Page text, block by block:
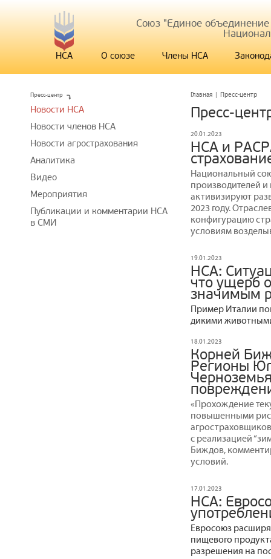
Союз "Единое
НСА О союзе Члены НСА
Главная | Пресс-центр
Пресс-
20.01.2023
НСА и
Национальный
производителей
активизируют
2023 году.
конфигурацию
условиям
19.01.2023
НСА:
что ущерб
значимым
Пример Италии
дикими
18.01.2023
Корней
Регионы
«Прохождение
повышенными
с реализацией
Биждов,
условий.
17.01.2023
НСА:
Евросоюз
пищевого
разрешения на
Пресс-центр
Новости НСА
Новости членов НСА
Новости агрострахования
Аналитика
Видео
Мероприятия
Публикации и комментарии НСА
в СМИ